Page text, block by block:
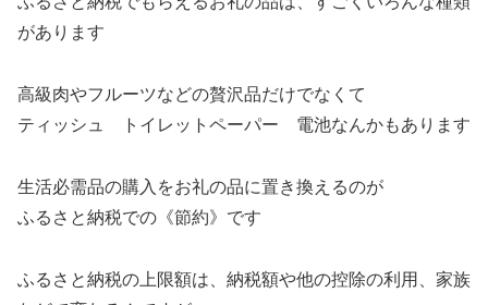
があります
高級肉やフルーツなどの贅沢品だけでなくて
ティッシュ トイレットペーパー 電池なんかもあります
生活必需品の購入をお礼の品に置き換えるのが
ふるさと納税での《節約》です
ふるさと納税の上限額は、納税額や他の控除の利用、家族